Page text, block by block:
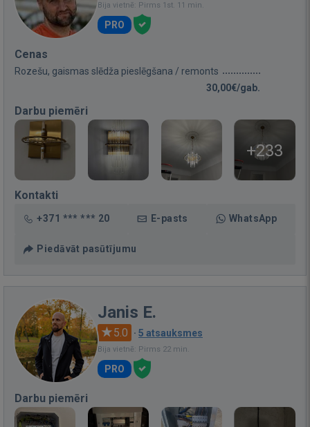
Bija vietnē: Pirms 1st. 11 min.
PRO
Cenas
Rozešu, gaismas slēdža pieslēgšana / remonts
30,00€/gab.
Darbu piemēri
+233
Kontakti
+371 *** *** 20 E-pasts WhatsApp
Piedāvāt pasūtījumu
Janis E.
5.0 · 5 atsauksmes
Bija vietnē: Pirms 22 min.
PRO
Darbu piemēri